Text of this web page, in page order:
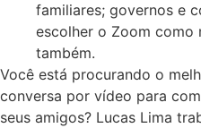
familiares; governos e
escolher o Zoom como
também.
Você está procurando o
conversa por vídeo para
seus amigos? Lucas Lima